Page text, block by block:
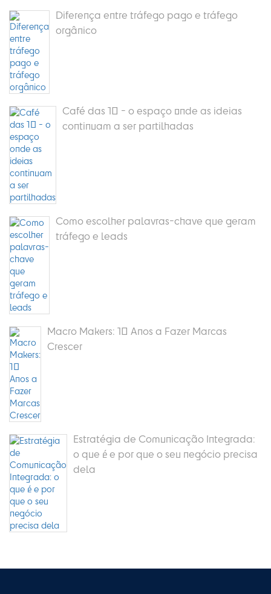
Diferença entre tráfego pago e tráfego
orgânico
Café das 10 - o espaço onde as ideias
continuam a ser partilhadas
Como escolher palavras-chave que geram
tráfego e leads
Macro Makers: 10 Anos a Fazer Marcas
Crescer
Estratégia de Comunicação Integrada:
o que é e por que o seu negócio precisa
dela